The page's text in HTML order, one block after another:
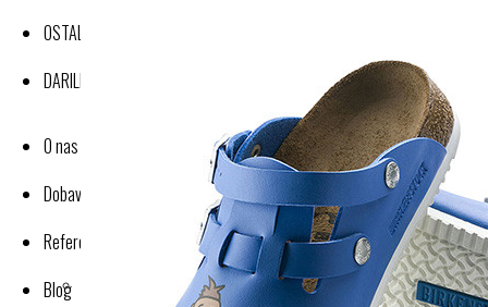
OSTALI IZDELKI
DARILNI BONI
O nas
Dobavitelji-proizvajalci
Reference
Blog